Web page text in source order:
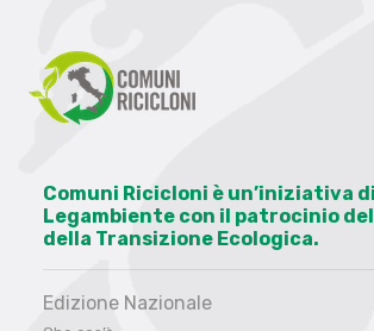
Comuni Ricicloni è un’iniziativa di
Legambiente con il patrocinio
della Transizione Ecologica.
Edizione Nazionale